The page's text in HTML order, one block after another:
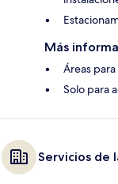
Más
Áreas
Solo para
Servicios de